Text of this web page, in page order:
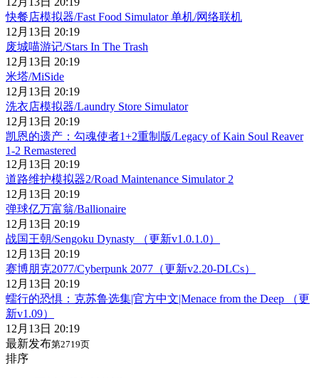
快餐店模拟器/Fast Food Simulator 单机/网络联机
12月13日 20:19
废城喵游记/Stars In The Trash
12月13日 20:19
米塔/MiSide
12月13日 20:19
洗衣店模拟器/Laundry Store Simulator
12月13日 20:19
凯恩的遗产：勾魂使者1+2重制版/Legacy of Kain Soul Reaver
1-2 Remastered
12月13日 20:19
道路维护模拟器2/Road Maintenance Simulator 2
12月13日 20:19
弹球亿万富翁/Ballionaire
12月13日 20:19
战国王朝/Sengoku Dynasty （更新v1.0.1.0）
12月13日 20:19
赛博朋克2077/Cyberpunk 2077（更新v2.20-DLCs）
12月13日 20:19
蠕行的恐惧：克苏鲁选集|官方中文|Menace from the Deep （更
新v1.09）
12月13日 20:19
最新发布第2719页
排序